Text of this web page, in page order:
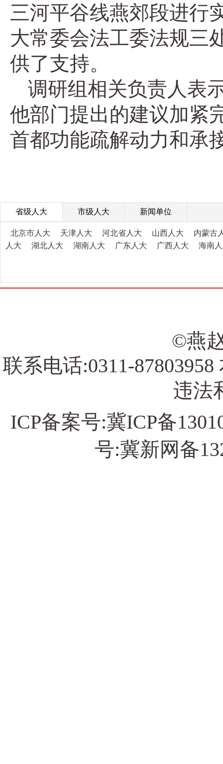
三河平谷线燕郊段进行
大常委会法工委法规三
供了支持。
调研组相关负责人表
他部门提出的建议加紧
首都功能疏解动力和承
省级人大 市级人大 新闻单位
北京市人大 天津人大 河北省人大 山西人大
内蒙古
人大
湖北人大 湖南人大 广东人大 广西人大 海南
©燕
联系电话:0311-
违法
ICP备案号:冀ICP备
号:冀新网备